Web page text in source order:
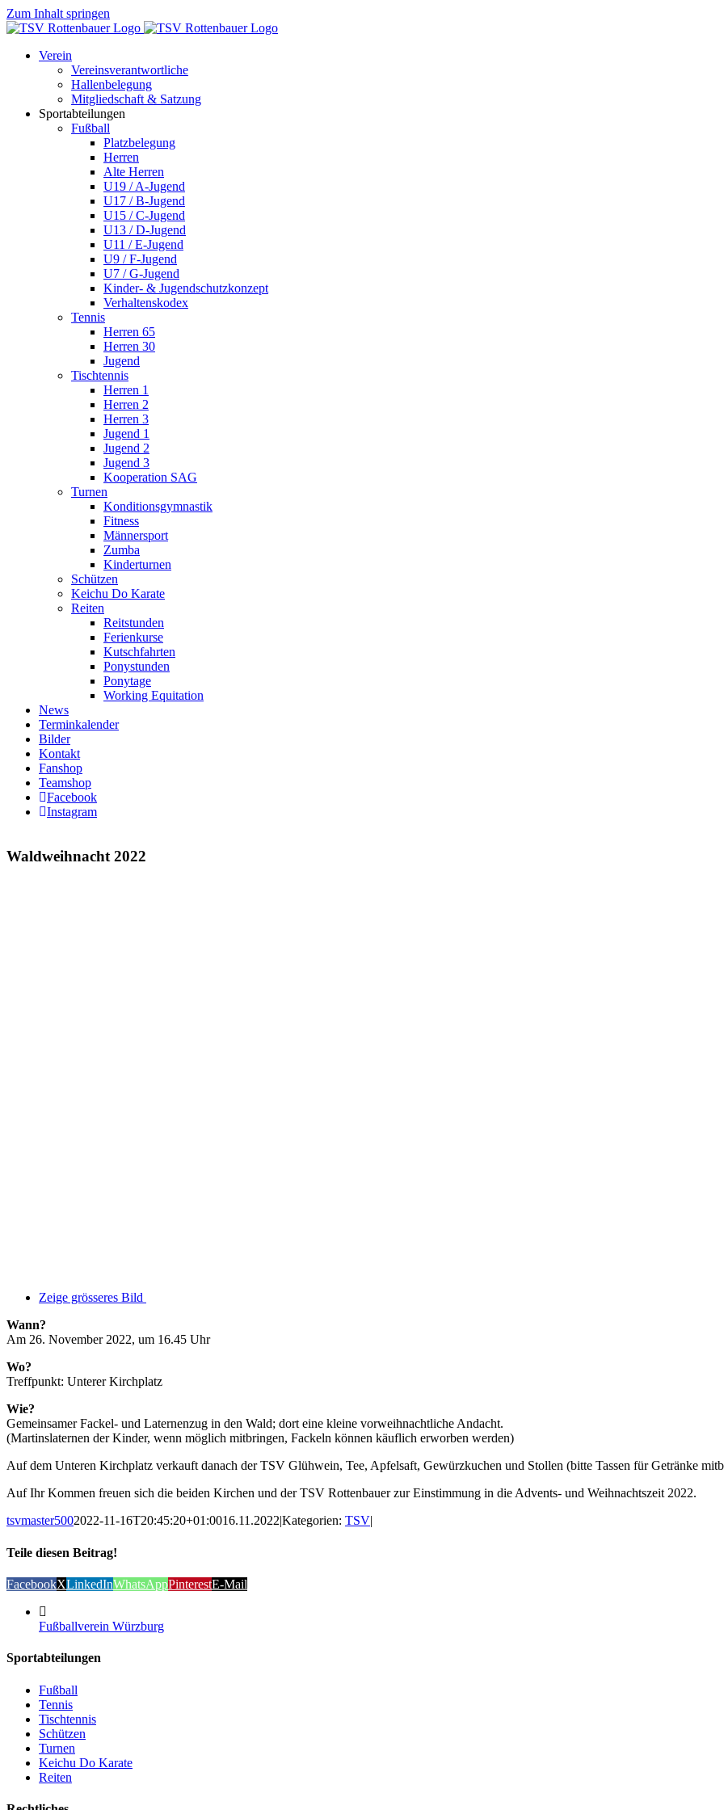
Zum Inhalt springen
Verein
Vereinsverantwortliche
Hallenbelegung
Mitgliedschaft & Satzung
Sportabteilungen
Fußball
Platzbelegung
Herren
Alte Herren
U19 / A-Jugend
U17 / B-Jugend
U15 / C-Jugend
U13 / D-Jugend
U11 / E-Jugend
U9 / F-Jugend
U7 / G-Jugend
Kinder- & Jugendschutzkonzept
Verhaltenskodex
Tennis
Herren 65
Herren 30
Jugend
Tischtennis
Herren 1
Herren 2
Herren 3
Jugend 1
Jugend 2
Jugend 3
Kooperation SAG
Turnen
Konditionsgymnastik
Fitness
Männersport
Zumba
Kinderturnen
Schützen
Keichu Do Karate
Reiten
Reitstunden
Ferienkurse
Kutschfahrten
Ponystunden
Ponytage
Working Equitation
News
Terminkalender
Bilder
Kontakt
Fanshop
Teamshop
Facebook
Instagram
Waldweihnacht 2022
Zeige grösseres Bild
Wann?
Am 26. November 2022, um 16.45 Uhr
Wo?
Treffpunkt: Unterer Kirchplatz
Wie?
Gemeinsamer Fackel- und Laternenzug in den Wald; dort eine kleine vorweihnachtliche Andacht.
(Martinslaternen der Kinder, wenn möglich mitbringen, Fackeln können käuflich erworben werden)
Auf dem Unteren Kirchplatz verkauft danach der TSV Glühwein, Tee, Apfelsaft, Gewürzkuchen und Stollen (bitte Tassen für Getränke
Auf Ihr Kommen freuen sich die beiden Kirchen und der TSV Rottenbauer zur Einstimmung in die Advents- und Weihnachtszeit 2022.
tsvmaster5002022-11-16T20:45:20+01:0016.11.2022|Kategorien: TSV|
Teile diesen Beitrag!
FacebookXLinkedInWhatsAppPinterestE-Mail
Fußballverein Würzburg
Sportabteilungen
Fußball
Tennis
Tischtennis
Schützen
Turnen
Keichu Do Karate
Reiten